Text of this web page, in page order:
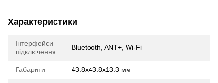
Характеристики
Інтерфейси
підключення
Bluetooth, ANT+, Wi-Fi
Габарити 43.8x43.8x13.3 мм